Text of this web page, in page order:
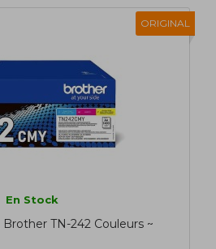
ORIGINAL
En Stock
TN-242 Couleurs ~